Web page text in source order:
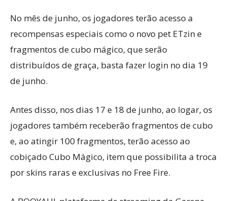
No mês de junho, os jogadores terão acesso a
recompensas especiais como o novo pet ETzin e
fragmentos de cubo mágico, que serão
distribuídos de graça, basta fazer login no dia 19
de junho.
Antes disso, nos dias 17 e 18 de junho, ao logar, os
jogadores também receberão fragmentos de cubo
e, ao atingir 100 fragmentos, terão acesso ao
cobiçado Cubo Mágico, item que possibilita a troca
por skins raras e exclusivas no Free Fire.